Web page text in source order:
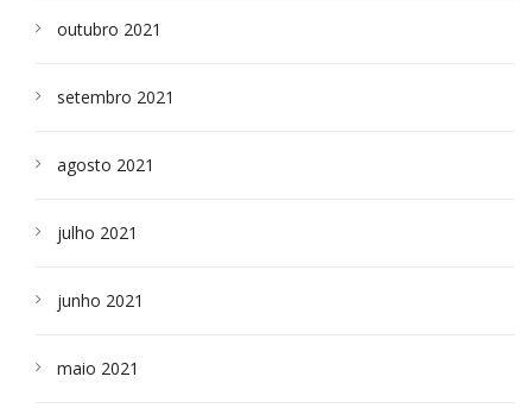
outubro 2021
setembro 2021
agosto 2021
julho 2021
junho 2021
maio 2021